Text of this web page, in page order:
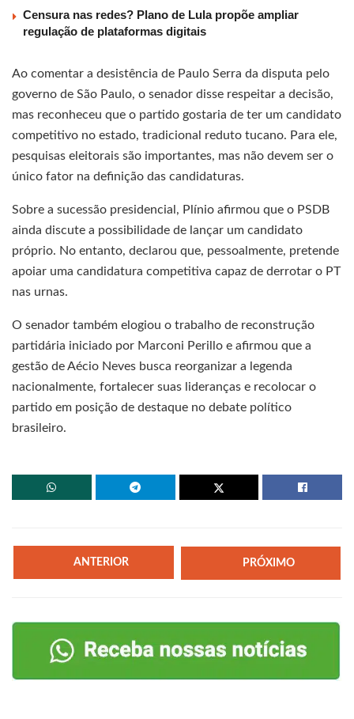
Censura nas redes? Plano de Lula propõe ampliar
regulação de plataformas digitais
Ao comentar a desistência de Paulo Serra da disputa pelo
governo de São Paulo, o senador disse respeitar a decisão,
mas reconheceu que o partido gostaria de ter um candidato
competitivo no estado, tradicional reduto tucano. Para ele,
pesquisas eleitorais são importantes, mas não devem ser o
único fator na definição das candidaturas.
Sobre a sucessão presidencial, Plínio afirmou que o PSDB
ainda discute a possibilidade de lançar um candidato
próprio. No entanto, declarou que, pessoalmente, pretende
apoiar uma candidatura competitiva capaz de derrotar o PT
nas urnas.
O senador também elogiou o trabalho de reconstrução
partidária iniciado por Marconi Perillo e afirmou que a
gestão de Aécio Neves busca reorganizar a legenda
nacionalmente, fortalecer suas lideranças e recolocar o
partido em posição de destaque no debate político
brasileiro.
ANTERIOR PRÓXIMO